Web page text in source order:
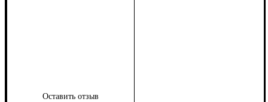
Оставить отзыв